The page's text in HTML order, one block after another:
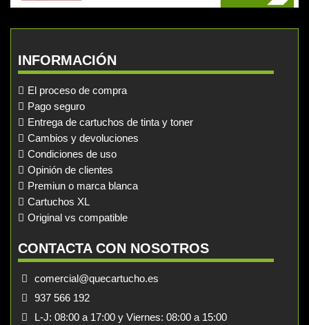
INFORMACIÓN
El proceso de compra
Pago seguro
Entrega de cartuchos de tinta y toner
Cambios y devoluciones
Condiciones de uso
Opinión de clientes
Premiun o marca blanca
Cartuchos XL
Original vs compatible
CONTACTA CON NOSOTROS
comercial@quecartucho.es
937 566 192
L-J: 08:00 a 17:00 y Viernes: 08:00 a 15:00